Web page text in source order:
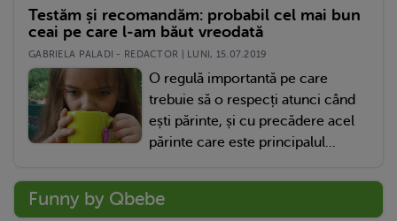
Testăm și recomandăm: probabil cel mai bun
ceai pe care l-am băut vreodată
GABRIELA PALADI - REDACTOR | LUNI, 15.07.2019
O regulă importantă pe care
trebuie să o respecți atunci când
ești părinte, și cu precădere acel
părinte care este principalul...
Funny by Qbebe